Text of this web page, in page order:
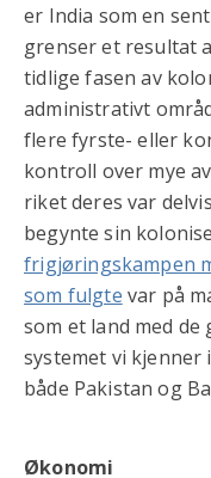
er India som en
grenser et resultat
tidlige fasen av
administrativt
flere fyrste- eller
kontroll over mye
riket deres var
begynte sin
frigjøringskampen
som fulgte var på
som et land med
systemet vi kjenner
både Pakistan og
Økonomi